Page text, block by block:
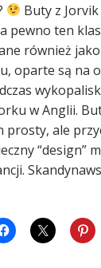
Buty z
pewno ten
również
oparte są na
w Anglii.
prosty, ale
“design”